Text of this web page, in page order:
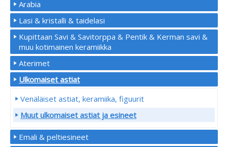
Arabia
Lasi & kristalli & taidelasi
Kupittaan Savi & Savitorppa & Pentik & Kerman savi &
muu kotimainen keramiikka
Aterimet
Ulkomaiset astiat
Venäläiset astiat, keramiika, figuurit
Muut ulkomaiset astiat ja esineet
Emali & peltiesineet